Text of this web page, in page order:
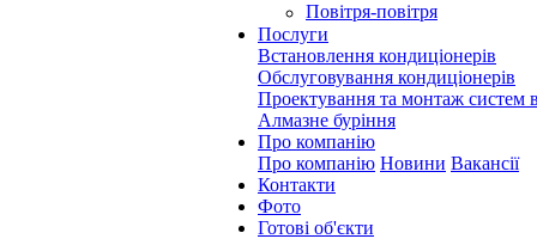
Повітря-повітря
Послуги
Встановлення кондиціонерів
Обслуговування кондиціонерів
Проектування та монтаж систем
Алмазне буріння
Про компанію
Про компанію Новини Вакансії
Контакти
Фото
Готові об'єкти